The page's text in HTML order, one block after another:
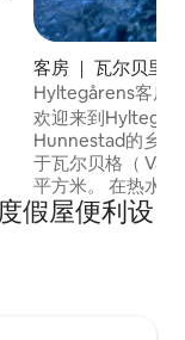
客房 ｜ 瓦尔贝里
Hyltegårens客房
欢迎来到
Hunnestad的乡村
于瓦尔贝格（
平方米。 在热水浴
源宽敞，可容纳4
Gekås Ullared。
假屋便利设